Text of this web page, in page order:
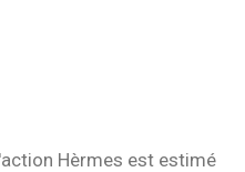
Hèrmes est estimé